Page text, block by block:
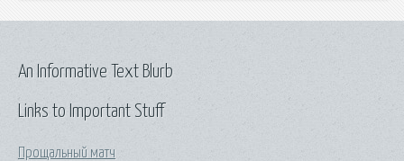
Links to Important Stuff
Прощальный матч
An Informative Text Blurb